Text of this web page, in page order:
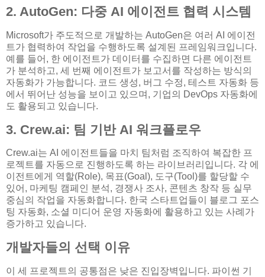
2. AutoGen: 다중 AI 에이전트 협력 시스템
Microsoft가 주도적으로 개발하는 AutoGen은 여러 AI 에이전
트가 협력하여 작업을 수행하도록 설계된 프레임워크입니다.
예를 들어, 한 에이전트가 데이터를 수집하면 다른 에이전트
가 분석하고, 세 번째 에이전트가 보고서를 작성하는 방식의
자동화가 가능합니다. 코드 생성, 버그 수정, 테스트 자동화 등
에서 뛰어난 성능을 보이고 있으며, 기업의 DevOps 자동화에
도 활용되고 있습니다.
3. Crew.ai: 팀 기반 AI 워크플로우
Crew.ai는 AI 에이전트들을 마치 팀처럼 조직하여 복잡한 프
로젝트를 자동으로 진행하도록 하는 라이브러리입니다. 각 에
이전트에게 역할(Role), 목표(Goal), 도구(Tool)를 할당할 수
있어, 마케팅 캠페인 분석, 경쟁사 조사, 콘텐츠 창작 등 실무
중심의 작업을 자동화합니다. 한국 스타트업들이 블로그 포스
팅 자동화, 소셜 미디어 운영 자동화에 활용하고 있는 사례가
증가하고 있습니다.
개발자들의 선택 이유
이 세 프로젝트의 공통점은 낮은 진입장벽입니다. 파이썬 기